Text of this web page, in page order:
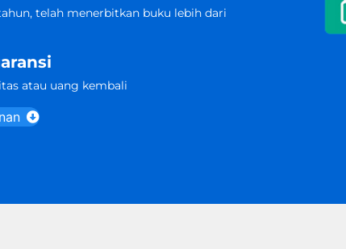
telah menerbitkan buku lebih dari
atau uang kembali